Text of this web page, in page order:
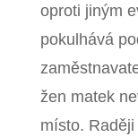
oproti jiným
pokulhává
žen matek
místo.